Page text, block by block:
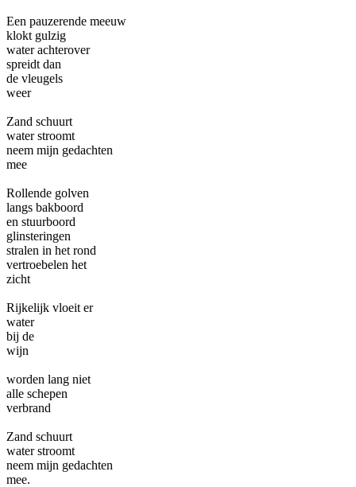
Een pauzerende meeuw
klokt gulzig
water achterover
spreidt dan
de vleugels
weer
Zand schuurt
water stroomt
neem mijn gedachten
mee
Rollende golven
langs bakboord
en stuurboord
glinsteringen
stralen in het rond
vertroebelen het
zicht
Rijkelijk vloeit er
water
bij de
wijn
worden lang niet
alle schepen
verbrand
Zand schuurt
water stroomt
neem mijn gedachten
mee.